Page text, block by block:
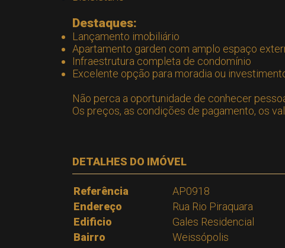
Destaques:
Lançamento imobiliário
Apartamento garden com amplo espaço
Infraestrutura completa de condomínio
Excelente opção para moradia ou
Não perca a oportunidade de conhecer
Os preços, as condições de pagamento, os
DETALHES DO IMÓVEL
Referência
AP0918
Endereço
Rua Rio Piraquara
Edificio
Gales Residencial
Bairro
Weissópolis